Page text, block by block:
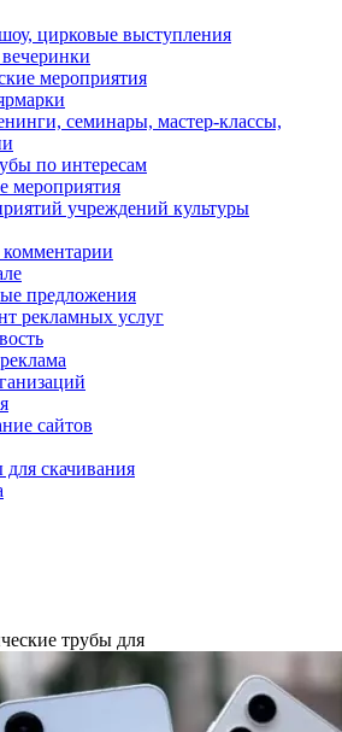
цирковые выступления
мероприятия
семинары, мастер-классы,
по интересам
мероприятия
учреждений культуры
предложения
рекламных услуг
сайтов
скачивания
трубы для